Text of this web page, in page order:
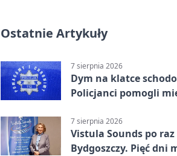
Ostatnie Artykuły
7 sierpnia 2026
Dym na klatce
Policjanci pomogli
7 sierpnia 2026
Vistula Sounds po
Bydgoszczy. Pięć dni